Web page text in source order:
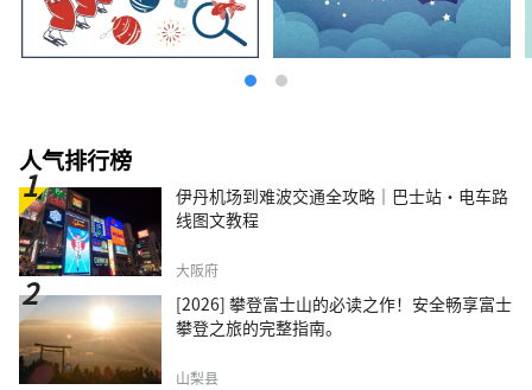
子·F·不二雄博物馆 馆内展示着深受世界各
地、尤其是亚洲地区喜爱的漫画《多啦 A 梦》
的作者藤子·F·不二雄的原画以及藤子·F·
不二雄曾经使用过的桌子。设施内还设有真人大
社的节日是在四月第一个星期日举行的。人们会
抬着形似阴茎的便携式神轿参加这个节日，该节
日以祈求生育和找到伴侣而闻名，吸引了许多外
国游客。
人气排行榜
伊丹机场到难波交通全攻略｜巴士站・电车路
线图文教程
大阪府
[2026] 攀登富士山的必读之作！安全畅享富士
攀登之旅的完整指南。
山梨县